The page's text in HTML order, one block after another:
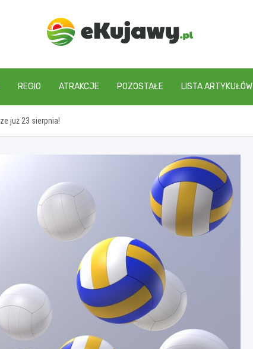
ekujawy.pl
REGIO ATRAKCJE POZOSTAŁE LISTA ARTYKUŁÓW
już 23 sierpnia!